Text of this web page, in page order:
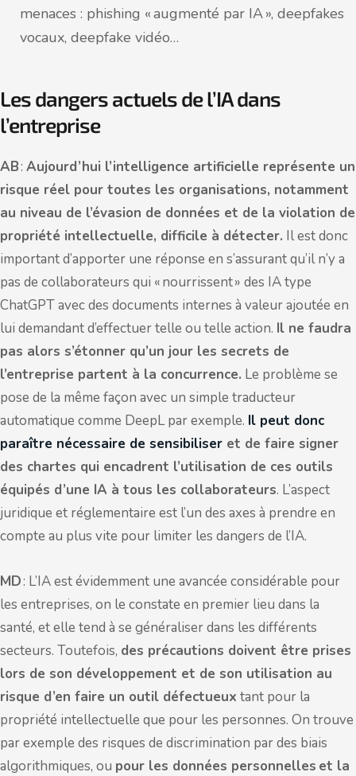
menaces : phishing « augmenté par IA », deepfakes
vocaux, deepfake vidéo…
Les dangers actuels de l’IA dans
l’entreprise
AB: Aujourd’hui l’intelligence artificielle représente un
risque réel pour toutes les organisations, notamment
au niveau de l’évasion de données et de la violation de
propriété intellectuelle, difficile à détecter. Il est donc
important d’apporter une réponse en s’assurant qu’il n’y a
pas de collaborateurs qui « nourrissent » des IA type
ChatGPT avec des documents internes à valeur ajoutée en
lui demandant d’effectuer telle ou telle action. Il ne faudra
pas alors s’étonner qu’un jour les secrets de
l’entreprise partent à la concurrence. Le problème se
pose de la même façon avec un simple traducteur
automatique comme DeepL par exemple. Il peut donc
paraître nécessaire de sensibiliser et de faire signer
des chartes qui encadrent l’utilisation de ces outils
équipés d’une IA à tous les collaborateurs. L’aspect
juridique et réglementaire est l’un des axes à prendre en
compte au plus vite pour limiter les dangers de l’IA.
MD: L’IA est évidemment une avancée considérable pour
les entreprises, on le constate en premier lieu dans la
santé, et elle tend à se généraliser dans les différents
secteurs. Toutefois, des précautions doivent être prises
lors de son développement et de son utilisation au
risque d’en faire un outil défectueux tant pour la
propriété intellectuelle que pour les personnes. On trouve
par exemple des risques de discrimination par des biais
algorithmiques, ou pour les données personnelles et la